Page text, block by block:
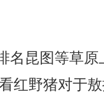
名昆图等草
红野猪对于